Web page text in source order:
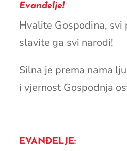
Evanđelje!
Hvalite Gospodina, svi
slavite ga svi narodi!
Silna je prema nama
i vjernost Gospodnja
EVANĐELJE: